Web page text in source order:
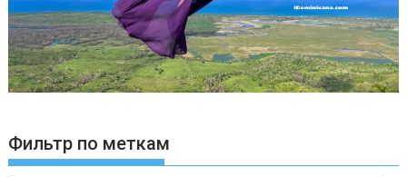
Фильтр по меткам